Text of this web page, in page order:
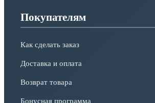
Покупателям
Как сделать заказ
Доставка и оплата
Возврат товара
Бонусная программа